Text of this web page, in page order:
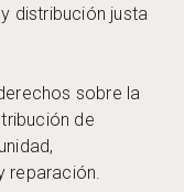
distribución justa
sobre la
de
reparación.